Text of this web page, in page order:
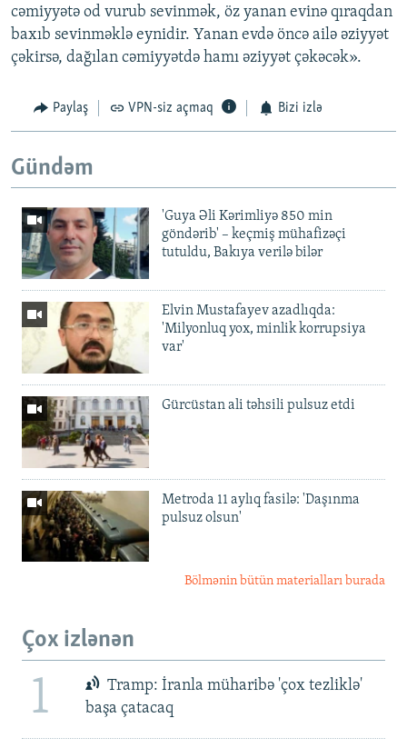
cəmiyyətə od vurub sevinmək, öz yanan evinə qıraqdan
baxıb sevinməklə eynidir. Yanan evdə öncə ailə əziyyət
çəkirsə, dağılan cəmiyyətdə hamı əziyyət çəkəcək».
Paylaş VPN-siz açmaq Bizi izlə
Gündəm
'Guya Əli Kərimliyə 850 min
göndərib' – keçmiş mühafizəçi
tutuldu, Bakıya verilə bilər
Elvin Mustafayev azadlıqda:
'Milyonluq yox, minlik korrupsiya
var'
Gürcüstan ali təhsili pulsuz etdi
Metroda 11 aylıq fasilə: 'Daşınma
pulsuz olsun'
Bölmənin bütün materialları burada
Çox izlənən
1
Tramp: İranla müharibə 'çox tezliklə'
başa çatacaq